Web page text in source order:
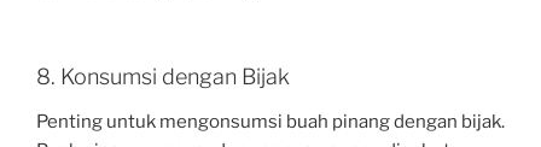
8. Konsumsi dengan Bijak
Penting untuk mengonsumsi buah pinang dengan bijak.